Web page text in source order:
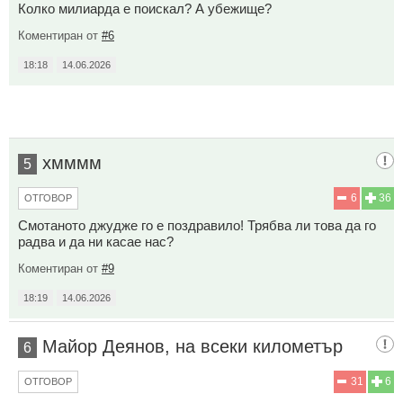
Колко милиарда е поискал? А убежище?
Коментиран от #6
18:18 14.06.2026
5 хмммм
36
6
ОТГОВОР
Смотаното джудже го е поздравило! Трябва ли това да го
радва и да ни касае нас?
Коментиран от #9
18:19 14.06.2026
6 Майор Деянов, на всеки километър
6
31
ОТГОВОР